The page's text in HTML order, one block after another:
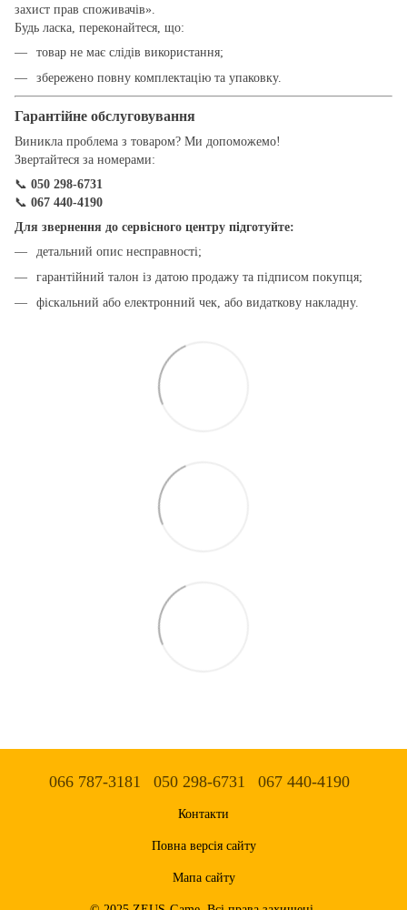
захист прав споживачів».
Будь ласка, переконайтеся, що:
товар не має слідів використання;
збережено повну комплектацію та упаковку.
Гарантійне обслуговування
Виникла проблема з товаром? Ми допоможемо!
Звертайтеся за номерами:
📞 050 298-6731
📞 067 440-4190
Для звернення до сервісного центру підготуйте:
детальний опис несправності;
гарантійний талон із датою продажу та підписом покупця;
фіскальний або електронний чек, або видаткову накладну.
066 787-3181 050 298-6731 067 440-4190
Контакти
Повна версія сайту
Мапа сайту